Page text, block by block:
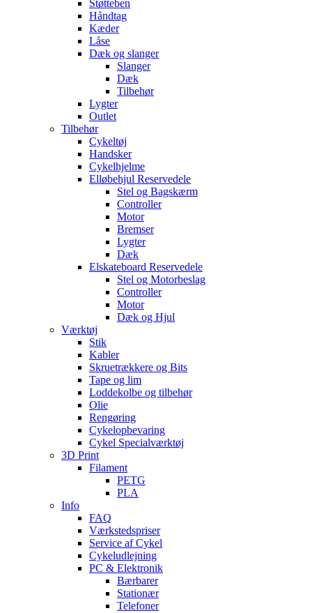
Støtteben
Håndtag
Kæder
Låse
Dæk og slanger
Slanger
Dæk
Tilbehør
Lygter
Outlet
Tilbehør
Cykeltøj
Handsker
Cykelhjelme
Elløbehjul Reservedele
Stel og Bagskærm
Controller
Motor
Bremser
Lygter
Dæk
Elskateboard Reservedele
Stel og Motorbeslag
Controller
Motor
Dæk og Hjul
Værktøj
Stik
Kabler
Skruetrækkere og Bits
Tape og lim
Loddekolbe og tilbehør
Olie
Rengøring
Cykelopbevaring
Cykel Specialværktøj
3D Print
Filament
PETG
PLA
Info
FAQ
Værkstedspriser
Service af Cykel
Cykeludlejning
PC & Elektronik
Bærbarer
Stationær
Telefoner